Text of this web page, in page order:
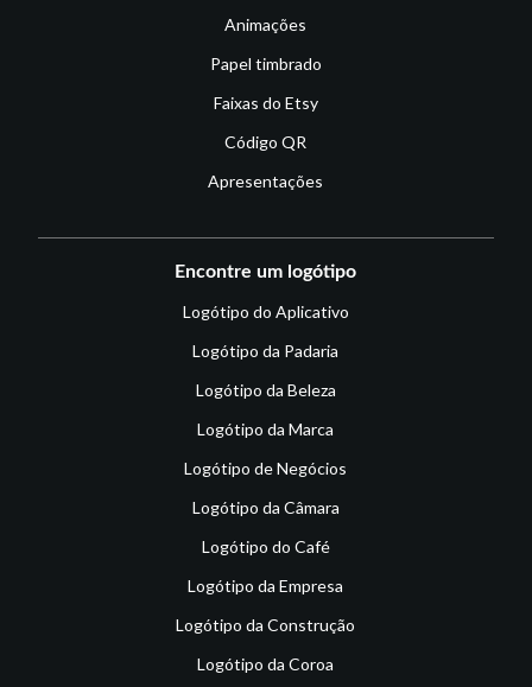
Animações
Papel timbrado
Faixas do Etsy
Código QR
Apresentações
Encontre um logótipo
Logótipo do Aplicativo
Logótipo da Padaria
Logótipo da Beleza
Logótipo da Marca
Logótipo de Negócios
Logótipo da Câmara
Logótipo do Café
Logótipo da Empresa
Logótipo da Construção
Logótipo da Coroa